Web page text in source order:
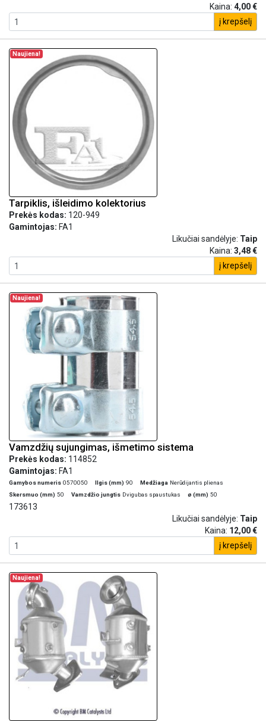
Kaina: 4,00 €
į krepšelį
Naujiena!
Tarpiklis, išleidimo kolektorius
Prekės kodas: 120-949
Gamintojas: FA1
Likučiai sandėlyje: Taip
Kaina: 3,48 €
į krepšelį
Naujiena!
Vamzdžių sujungimas, išmetimo sistema
Prekės kodas: 114852
Gamintojas: FA1
Gamybos numeris 0570050 Ilgis (mm) 90 Medžiaga Nerūdijantis plienas
Skersmuo (mm) 50 Vamzdžio jungtis Dvigubas spaustukas ø (mm) 50
173613
Likučiai sandėlyje: Taip
Kaina: 12,00 €
į krepšelį
Naujiena!